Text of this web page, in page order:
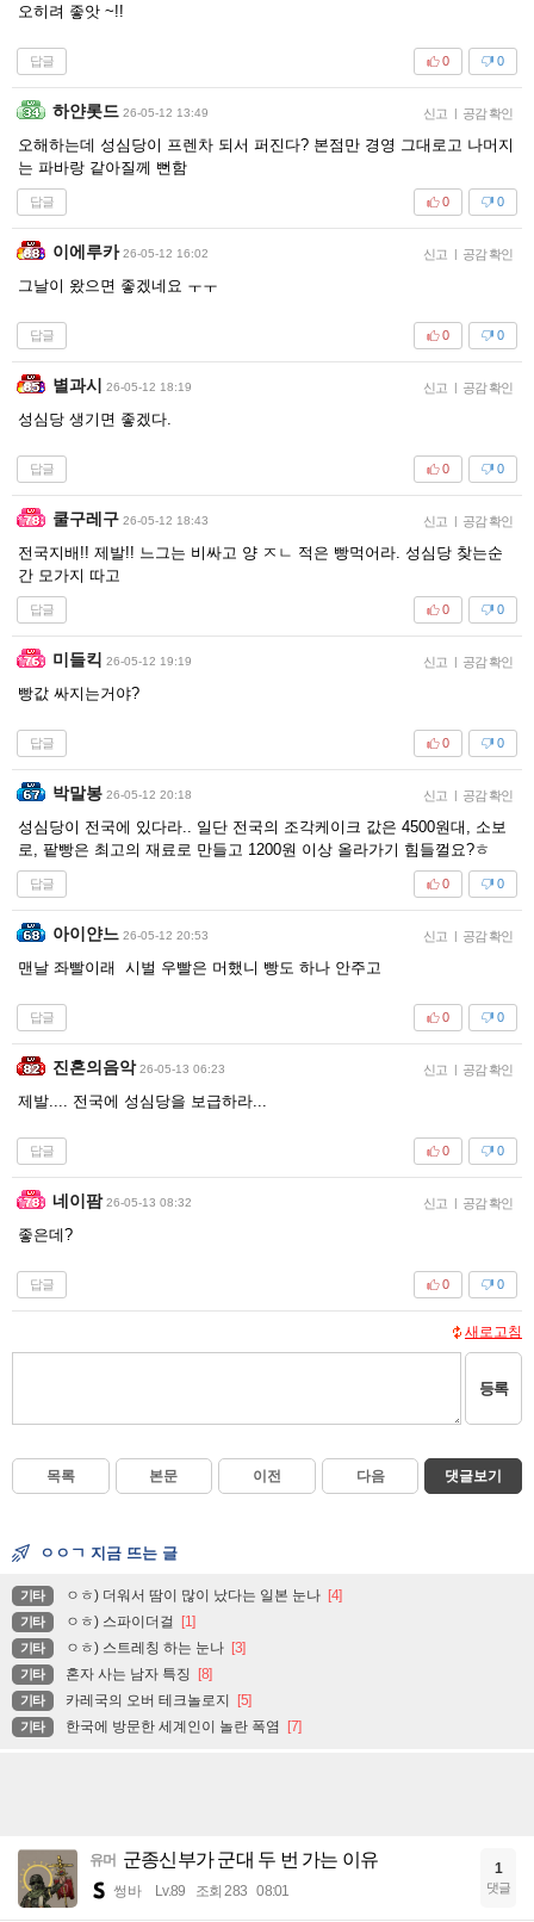
오히려 좋앗 ~!!
답글 0
0
하얀롯드 26-05-12 13:49 신고 | 공감 확인
오해하는데 성심당이 프렌차 되서 퍼진다? 본점만 경영 그대로고 나머지
는 파바랑 같아질께 뻔함
답글 0
0
이에루카 26-05-12 16:02 신고 | 공감 확인
그날이 왔으면 좋겠네요 ㅜㅜ
답글 0
0
별과시 26-05-12 18:19 신고 | 공감 확인
성심당 생기면 좋겠다.
답글 0
0
쿨구레구 26-05-12 18:43 신고 | 공감 확인
전국지배!! 제발!! 느그는 비싸고 양 ㅈㄴ 적은 빵먹어라. 성심당 찾는순
간 모가지 따고
답글 0
0
미들킥 26-05-12 19:19 신고 | 공감 확인
빵값 싸지는거야?
답글 0
0
박말봉 26-05-12 20:18 신고 | 공감 확인
성심당이 전국에 있다라.. 일단 전국의 조각케이크 값은 4500원대, 소보
로, 팥빵은 최고의 재료로 만들고 1200원 이상 올라가기 힘들껄요?ㅎ
답글 0
0
아이얀느 26-05-12 20:53 신고 | 공감 확인
맨날 좌빨이래 시벌 우빨은 머했니 빵도 하나 안주고
답글 0
0
진혼의음악 26-05-13 06:23 신고 | 공감 확인
제발.... 전국에 성심당을 보급하라...
답글 0
0
네이팜 26-05-13 08:32 신고 | 공감 확인
좋은데?
답글 0
0
새로고침
등록
목록 본문 이전 다음 댓글보기
ㅇㅇㄱ 지금 뜨는 글
기타 ㅇㅎ) 더워서 땀이 많이 났다는 일본 눈나 [4]
기타 ㅇㅎ) 스파이더걸 [1]
기타 ㅇㅎ) 스트레칭 하는 눈나 [3]
기타 혼자 사는 남자 특징 [8]
기타 카레국의 오버 테크놀로지 [5]
기타 한국에 방문한 세계인이 놀란 폭염 [7]
유머 군종신부가 군대 두 번 가는 이유
썽바 Lv.89 조회 283 08:01
1
댓글